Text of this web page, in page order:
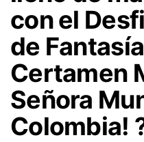
con el
de
Certamen
Señora
Colombia!